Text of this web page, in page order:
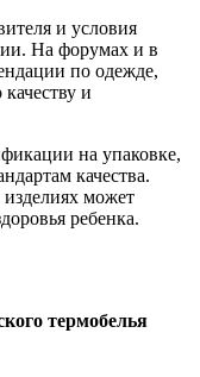
и условия
На форумах и в
по одежде,
и
на упаковке,
качества.
может
ребенка.
термобелья